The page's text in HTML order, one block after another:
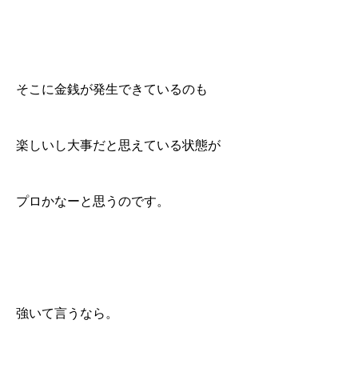
そこに金銭が発生できているのも
楽しいし大事だと思えている状態が
プロかなーと思うのです。
強いて言うなら。